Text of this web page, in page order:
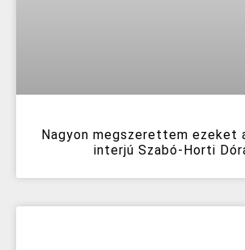
Nagyon megszerettem ezeket
interjú Szabó-Horti